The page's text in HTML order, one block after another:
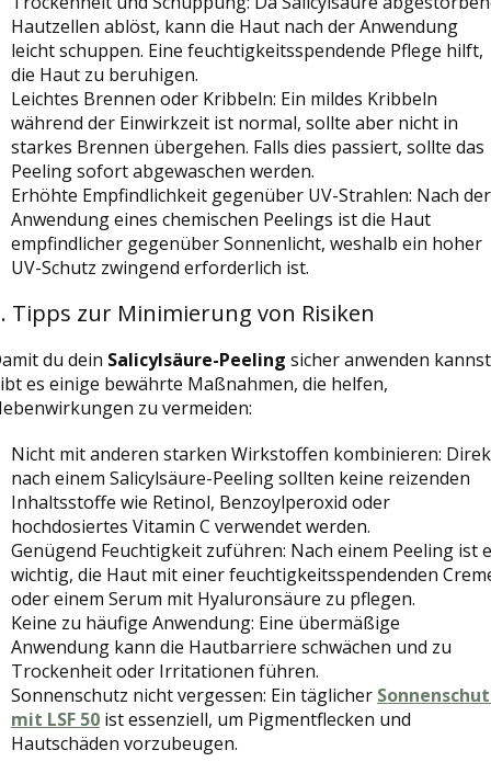
Hautzellen ablöst, kann die Haut nach der Anwendung
leicht schuppen. Eine feuchtigkeitsspendende Pflege hilft,
die Haut zu beruhigen.
Leichtes Brennen oder Kribbeln: Ein mildes Kribbeln
während der Einwirkzeit ist normal, sollte aber nicht in
starkes Brennen übergehen. Falls dies passiert, sollte das
Peeling sofort abgewaschen werden.
Erhöhte Empfindlichkeit gegenüber UV-Strahlen: Nach der
Anwendung eines chemischen Peelings ist die Haut
empfindlicher gegenüber Sonnenlicht, weshalb ein hoher
UV-Schutz zwingend erforderlich ist.
Tipps zur Minimierung von Risiken
du dein Salicylsäure-Peeling sicher anwenden
es einige bewährte Maßnahmen, die helfen,
zu vermeiden:
Nicht mit anderen starken Wirkstoffen kombinieren:
nach einem Salicylsäure-Peeling sollten keine reizenden
Inhaltsstoffe wie Retinol, Benzoylperoxid oder
hochdosiertes Vitamin C verwendet werden.
Genügend Feuchtigkeit zuführen: Nach einem Peeling ist
wichtig, die Haut mit einer feuchtigkeitsspendenden
oder einem Serum mit Hyaluronsäure zu pflegen.
Keine zu häufige Anwendung: Eine übermäßige
Anwendung kann die Hautbarriere schwächen und zu
Trockenheit oder Irritationen führen.
Sonnenschutz nicht vergessen: Ein täglicher
mit LSF 50 ist essenziell, um Pigmentflecken und
Hautschäden vorzubeugen.